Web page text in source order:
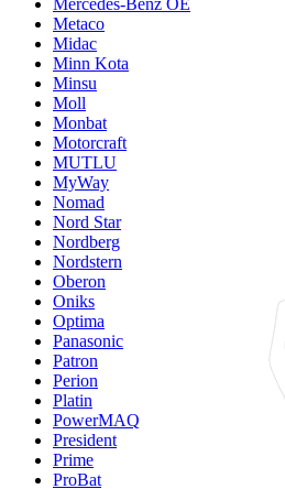
Mercedes-Benz OE
Metaco
Midac
Minn Kota
Minsu
Moll
Monbat
Motorcraft
MUTLU
MyWay
Nomad
Nord Star
Nordberg
Nordstern
Oberon
Oniks
Optima
Panasonic
Patron
Perion
Platin
PowerMAQ
President
Prime
ProBat